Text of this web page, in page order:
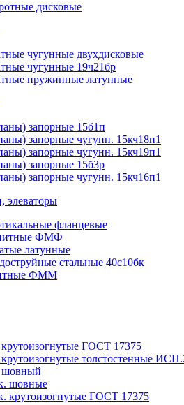
дисковые
чугунные двухдисковые
чугунные 19ч21бр
пружинные латунные
запорные 15б1п
запорные чугунн. 15кч18п1
запорные чугунн. 15кч19п1
запорные 15б3р
запорные чугунн. 15кч16п1
элеваторы
фланцевые
ФМФ
латунные
стальные 40с10бк
ФММ
ГОСТ 17375
толстостенные
шовный
шовные
крутоизогнутые ГОСТ 17375